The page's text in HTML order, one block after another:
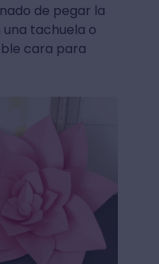
de pegar la
tachuela o
cara para